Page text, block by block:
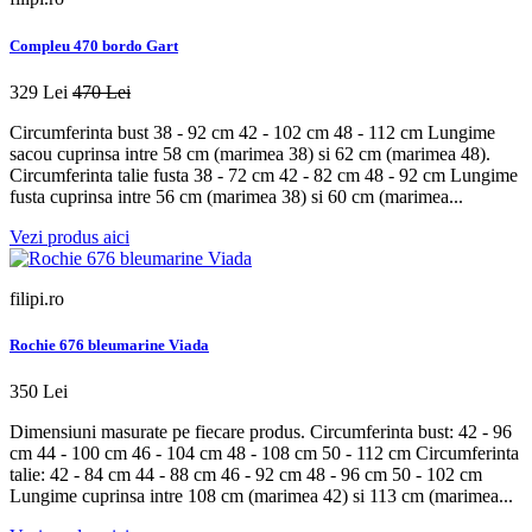
Compleu 470 bordo Gart
329 Lei 470 Lei
Circumferinta bust 38 - 92 cm 42 - 102 cm 48 - 112 cm Lungime
sacou cuprinsa intre 58 cm (marimea 38) si 62 cm (marimea 48).
Circumferinta talie fusta 38 - 72 cm 42 - 82 cm 48 - 92 cm Lungime
fusta cuprinsa intre 56 cm (marimea 38) si 60 cm (marimea...
Vezi produs aici
filipi.ro
Rochie 676 bleumarine Viada
350 Lei
Dimensiuni masurate pe fiecare produs. Circumferinta bust: 42 - 96
cm 44 - 100 cm 46 - 104 cm 48 - 108 cm 50 - 112 cm Circumferinta
talie: 42 - 84 cm 44 - 88 cm 46 - 92 cm 48 - 96 cm 50 - 102 cm
Lungime cuprinsa intre 108 cm (marimea 42) si 113 cm (marimea...